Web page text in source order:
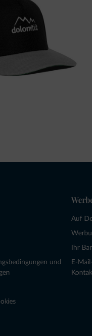
und
Auf
Ihr
E-